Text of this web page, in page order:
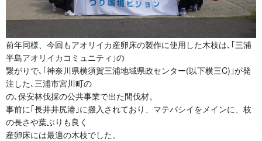
前年同様、今回もアオリイカ産卵床の製作に使用した木枝は､｢三浦
半島アオリイカコミュニティ｣の
繋がりで､｢神奈川県横須賀三浦地域県政センター(以下横三C)｣が発
注した､三浦市宮川町の
の､保安林伐採の公共事業で出た間伐材。
事前に｢長井井尻港｣に搬入されており、マテバシイをメインに、枝
の長さや葉ぶりも良く
産卵床には最適の木枝でした。